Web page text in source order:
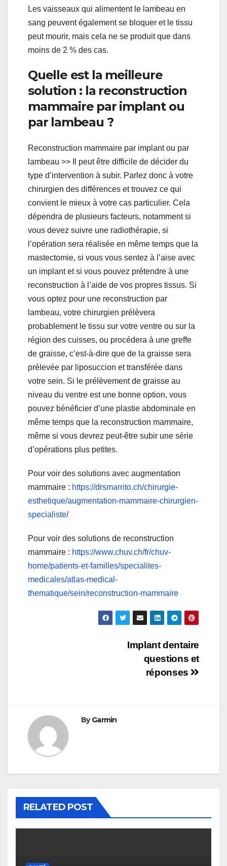
Les vaisseaux qui alimentent le lambeau en
sang peuvent également se bloquer et le tissu
peut mourir, mais cela ne se produit que dans
moins de 2 % des cas.
Quelle est la meilleure
solution : la reconstruction
mammaire par implant ou
par lambeau ?
Reconstruction mammaire par implant ou par
lambeau >> Il peut être difficile de décider du
type d’intervention à subir. Parlez donc à votre
chirurgien des différences et trouvez ce qui
convient le mieux à votre cas particulier. Cela
dépendra de plusieurs facteurs, notamment si
vous devez suivre une radiothérapie, si
l’opération sera réalisée en même temps que la
mastectomie, si vous vous sentez à l’aise avec
un implant et si vous pouvez prétendre à une
reconstruction à l’aide de vos propres tissus. Si
vous optez pour une reconstruction par
lambeau, votre chirurgien prélèvera
probablement le tissu sur votre ventre ou sur la
région des cuisses, ou procédera à une greffe
de graisse, c’est-à-dire que de la graisse sera
prélevée par liposuccion et transférée dans
votre sein. Si le prélèvement de graisse au
niveau du ventre est une bonne option, vous
pouvez bénéficier d’une plastie abdominale en
même temps que la reconstruction mammaire,
même si vous devrez peut-être subir une série
d’opérations plus petites.
Pour voir des solutions avec augmentation
mammaire : https://drsmarrito.ch/chirurgie-
esthetique/augmentation-mammaire-chirurgien-
specialiste/
Pour voir des solutions de reconstruction
mammaire : https://www.chuv.ch/fr/chuv-
home/patients-et-familles/specialites-
medicales/atlas-medical-
thematique/sein/reconstruction-mammaire
Implant dentaire
questions et
réponses
ByGarmin
RELATED POST